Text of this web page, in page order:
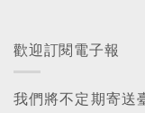
歡迎訂閱電子報
我們將不定期寄送